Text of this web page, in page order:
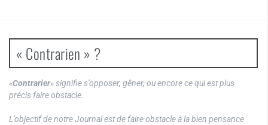
« Contrarien » ?
«Contrarier» signifie s’opposer, gêner, ou encore ce qui est plus
précis faire obstacle.
L’objectif de notre Journal est de faire obstacle à la bien pensance